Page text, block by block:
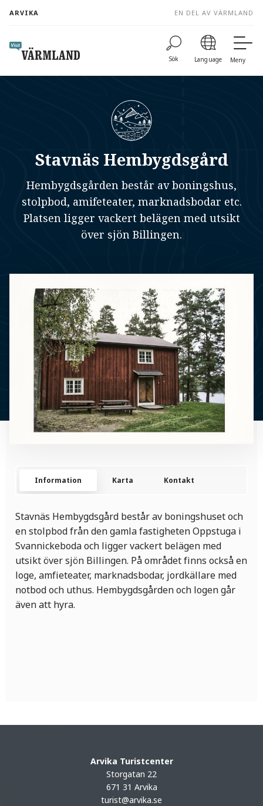
content
ARVIKA EN DEL AV VÄRMLAND
Sök Language Meny
Stavnäs Hembygdsgård
Hembygdsgården består av boningshus,
stolpbod, amifeteater, marknadsbodar etc.
Platsen ligger vackert belägen med utsikt
över sjön Billingen.
Information Karta Kontakt
Stavnäs Hembygdsgård består av boningshuset och
en stolpbod från den gamla fastigheten Oppstuga i
Svannickeboda och ligger vackert belägen med
utsikt över sjön Billingen. På området finns också en
loge, amfieteater, marknadsbodar, jordkällare med
notbod och uthus. Hembygdsgården och logen går
även att hyra.
Arvika Turistcenter
Storgatan 22
671 31 Arvika
turist@arvika.se